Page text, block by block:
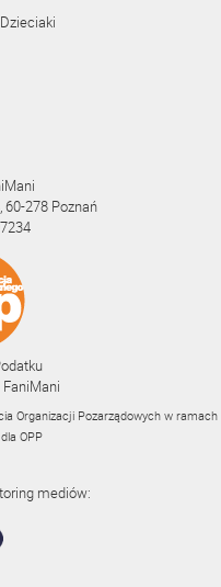
60-278 Poznań
Organizacji Pozarządowych w ramach
dla OPP
mediów: